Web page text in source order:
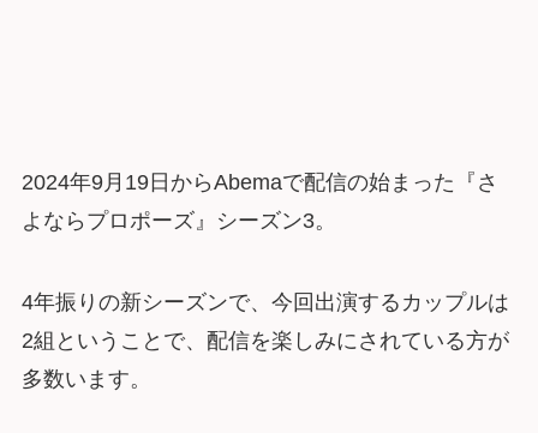
2024年9月19日からAbemaで配信の始まった『さ
よならプロポーズ』シーズン3。
4年振りの新シーズンで、今回出演するカップルは
2組ということで、配信を楽しみにされている方が
多数います。